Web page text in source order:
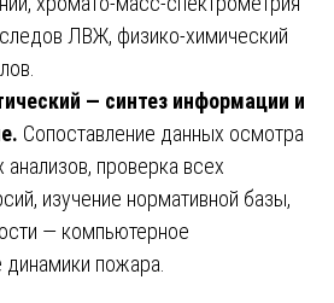
ЛВЖ, физико-химический
— синтез информации и
Сопоставление данных осмотра
анализов, проверка всех
изучение нормативной базы,
— компьютерное
пожара.